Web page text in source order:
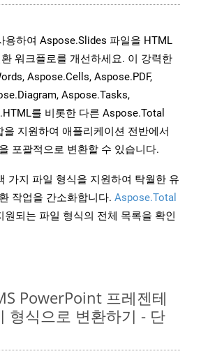
용하여 Aspose.Slides 파일을 HTML
워크플로를 개선하세요. 이 강력한
Aspose.Cells, Aspose.PDF,
Aspose.Tasks,
를 비롯한 다른 Aspose.Total
을 지원하여 애플리케이션 전반에서
포괄적으로 변환할 수 있습니다.
가지 파일 형식을 지원하여 탁월한 유
작업을 간소화합니다. Aspose.Total
원되는 파일 형식의 전체 목록을 확인
PowerPoint 프레젠테
형식으로 변환하기 - 단